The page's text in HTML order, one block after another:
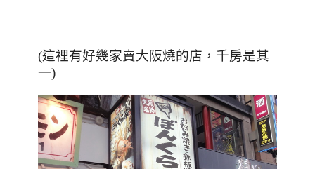
(這裡有好幾家賣大阪燒的店，千房是其
一)